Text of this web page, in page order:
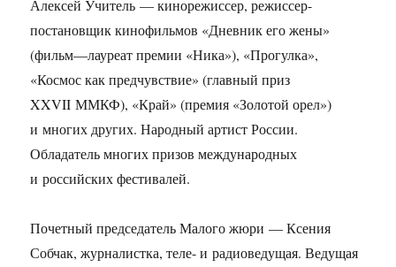
Алексей Учитель — кинорежиссер, режиссер-
постановщик кинофильмов «Дневник его жены»
(фильм—лауреат премии «Ника»), «Прогулка»,
«Космос как предчувствие» (главный приз
XXVII ММКФ), «Край» (премия «Золотой орел»)
и многих других. Народный артист России.
Обладатель многих призов международных
и российских фестивалей.
Почетный председатель Малого жюри — Ксения
Собчак, журналистка, теле- и радиоведущая. Ведущая